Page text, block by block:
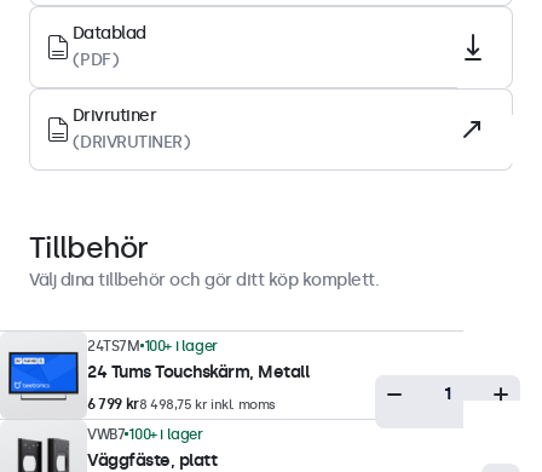
Härdat glas
Stödda orienteringar
Landskap, porträtt, face-up
Displayprestanda
300 nits (typiskt)
Lägsta ljusstyrka
Kontrast
3000:1
Betraktningsvinkel
178° horisontalt, 178° vertikalt
Datablad
(PDF)
Drivrutiner
(DRIVRUTINER)
Tillbehör
Välj dina tillbehör och gör ditt köp komplett.
24TS7M 100+ i lager
24 Tums Touchskärm, Metall
6 799 kr8 498,75 kr inkl. moms
VWB7 100+ i lager
Väggfäste, platt